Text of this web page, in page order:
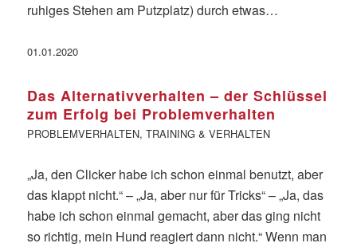
ruhiges Stehen am Putzplatz) durch etwas…
01.01.2020
Das Alternativverhalten – der Schlüssel
zum Erfolg bei Problemverhalten
PROBLEMVERHALTEN, TRAINING & VERHALTEN
„Ja, den Clicker habe ich schon einmal benutzt, aber
das klappt nicht.“ – „Ja, aber nur für Tricks“ – „Ja, das
habe ich schon einmal gemacht, aber das ging nicht
so richtig, mein Hund reagiert dann nicht.“ Wenn man